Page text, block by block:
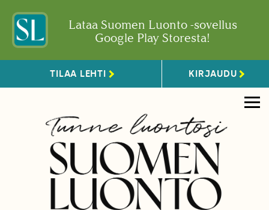
Lataa Suomen Luonto -sovellus
Google Play Storesta!
TILAA LEHTI KIRJAUDU